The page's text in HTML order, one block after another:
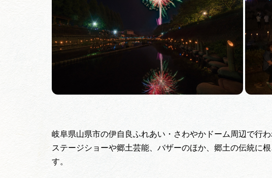
岐阜県山県市の伊自良ふれあい・さわやかドーム周辺で行わ
ステージショーや郷土芸能、バザーのほか、郷土の伝統に
す。